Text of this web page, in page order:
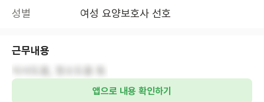
성별
여성 요양보호사 선호
근무내용
앱으로 내용 확인하기